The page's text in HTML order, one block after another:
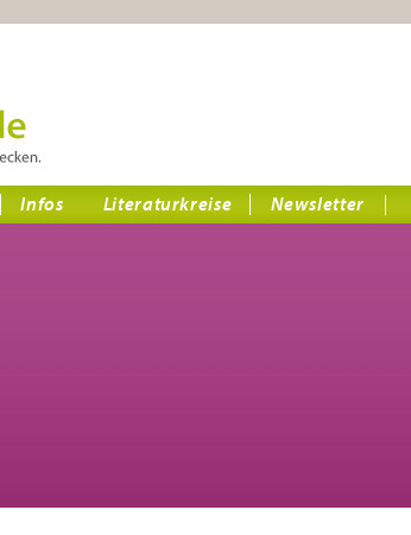
Infos Literaturkreise
Newsletter